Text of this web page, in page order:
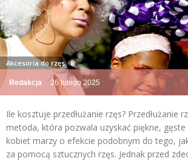
Redakcja - 26 lutego 2025
Akcesoria do rzęs
Ile kosztuje przedłużanie rzęs? Przedłużanie
metoda, która pozwala uzyskać piękne, gęste
kobiet marzy o efekcie podobnym do tego,
za pomocą sztucznych rzęs. Jednak przed